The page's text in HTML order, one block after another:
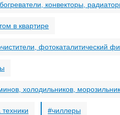
конвекторы,
в квартире
фотокаталитический
холодильников,
чиллеры